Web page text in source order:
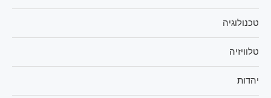
טכנולוגיה
טלוויזיה
יהדות